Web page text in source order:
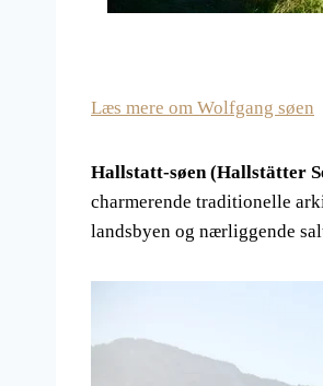
Læs mere om Wolfgang søen
Hallstatt-søen (Hallstätter
charmerende traditionelle
landsbyen og nærliggende